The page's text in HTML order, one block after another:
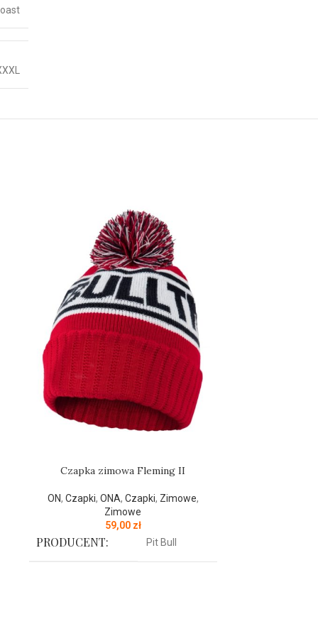
Czapka zimowa Fleming II
ON, Czapki, ONA, Czapki, Zimowe,
Zimowe
59,00 zł
PRODUCENT: Pit Bull